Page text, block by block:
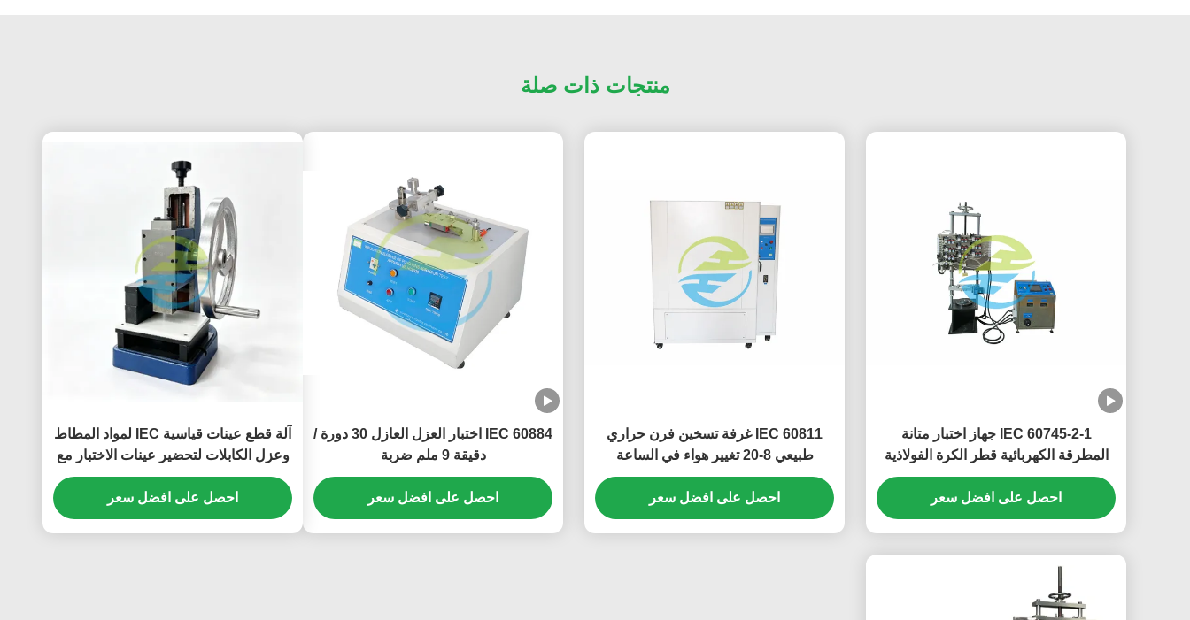
منتجات ذات صلة
IEC 60745-2-1 جهاز اختبار متانة
المطرقة الكهربائية قطر الكرة الفولاذية
38 مم
احصل على افضل سعر
IEC 60811 غرفة تسخين فرن حراري
طبيعي 8-20 تغيير هواء في الساعة
احصل على افضل سعر
IEC 60884 اختبار العزل العازل 30 دورة /
دقيقة 9 ملم ضربة
احصل على افضل سعر
آلة قطع عينات قياسية IEC لمواد المطاط
وعزل الكابلات لتحضير عينات الاختبار مع
قالب دمبل مخصص
احصل على افضل سعر